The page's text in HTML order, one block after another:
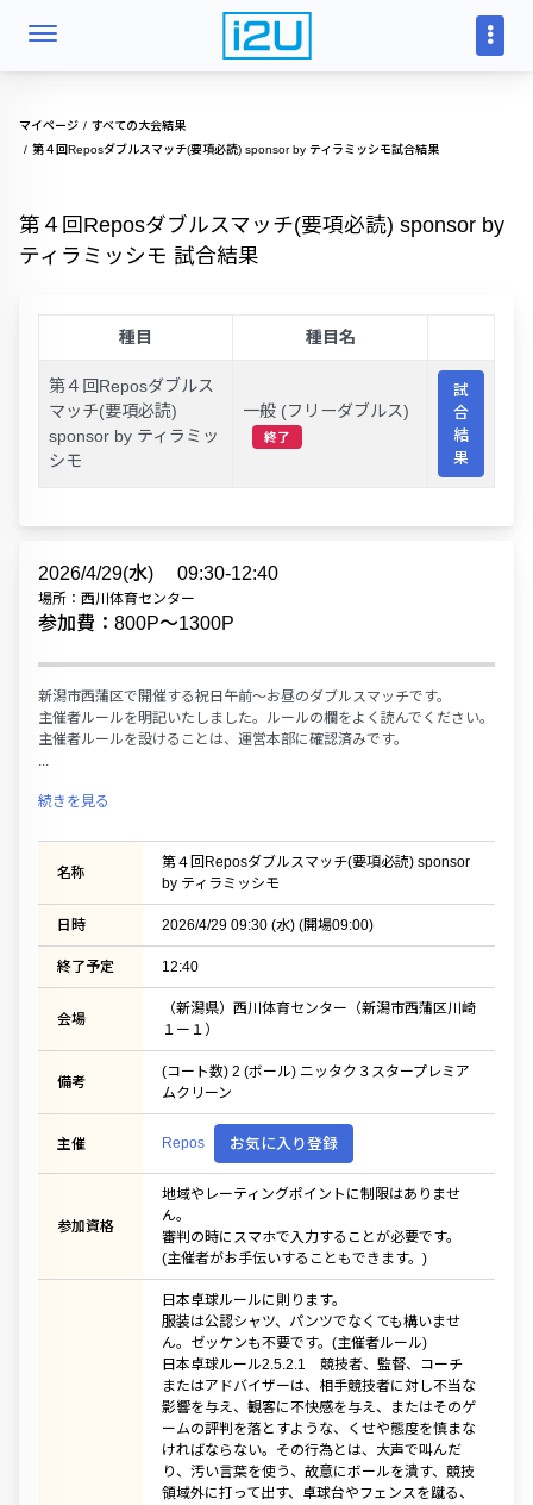
マイページ
すべての大会結果
第４回Reposダブルスマッチ(要項必読) sponsor by ティラミッシモ試合結果
第４回Reposダブルスマッチ(要項必読) sponsor by
ティラミッシモ 試合結果
種目 種目名
第４回Reposダブルス
マッチ(要項必読)
sponsor by ティラミッ
シモ
一般 (フリーダブルス)
終了
試
合
結
果
2026/4/29(水) 09:30-12:40
場所：西川体育センター
参加費：800P〜1300P
新潟市西蒲区で開催する祝日午前～お昼のダブルスマッチです。
主催者ルールを明記いたしました。ルールの欄をよく読んでください。
主催者ルールを設けることは、運営本部に確認済みです。
...
続きを見る
名称
第４回Reposダブルスマッチ(要項必読) sponsor
by ティラミッシモ
日時 2026/4/29 09:30 (水) (開場09:00)
終了予定 12:40
会場
（新潟県）西川体育センター（新潟市西蒲区川崎
１ー１）
備考
(コート数) 2 (ボール) ニッタク３スタープレミア
ムクリーン
主催 Repos お気に入り登録
参加資格
地域やレーティングポイントに制限はありませ
ん。
審判の時にスマホで入力することが必要です。
(主催者がお手伝いすることもできます。)
日本卓球ルールに則ります。
服装は公認シャツ、パンツでなくても構いませ
ん。ゼッケンも不要です。(主催者ルール)
日本卓球ルール2.5.2.1 競技者、監督、コーチ
またはアドバイザーは、相手競技者に対し不当な
影響を与え、観客に不快感を与え、またはそのゲ
ームの評判を落とすような、くせや態度を慎まな
ければならない。その行為とは、大声で叫んだ
り、汚い言葉を使う、故意にボールを潰す、競技
領域外に打って出す、卓球台やフェンスを蹴る、